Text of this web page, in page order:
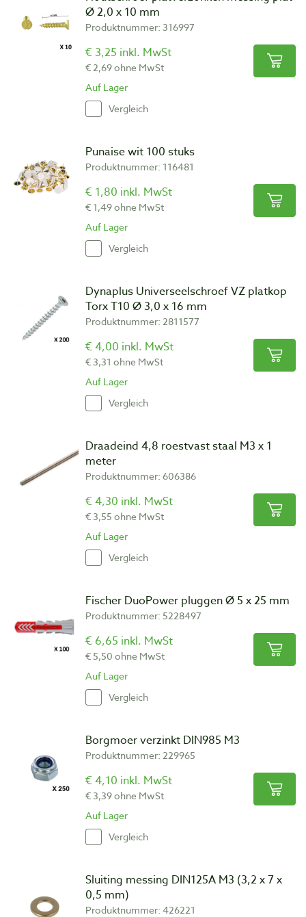
Ø 2,0 x 10 mm
Produktnummer: 316997
€ 3,25 inkl. MwSt
€ 2,69 ohne MwSt
Auf Lager
Vergleich
Punaise wit 100 stuks
Produktnummer: 116481
€ 1,80 inkl. MwSt
€ 1,49 ohne MwSt
Auf Lager
Vergleich
Dynaplus Universeelschroef VZ platkop
Torx T10 Ø 3,0 x 16 mm
Produktnummer: 2811577
€ 4,00 inkl. MwSt
€ 3,31 ohne MwSt
Auf Lager
Vergleich
Draadeind 4,8 roestvast staal M3 x 1
meter
Produktnummer: 606386
€ 4,30 inkl. MwSt
€ 3,55 ohne MwSt
Auf Lager
Vergleich
Fischer DuoPower pluggen Ø 5 x 25 mm
Produktnummer: 5228497
€ 6,65 inkl. MwSt
€ 5,50 ohne MwSt
Auf Lager
Vergleich
Borgmoer verzinkt DIN985 M3
Produktnummer: 229965
€ 4,10 inkl. MwSt
€ 3,39 ohne MwSt
Auf Lager
Vergleich
Sluiting messing DIN125A M3 (3,2 x 7 x
0,5 mm)
Produktnummer: 426221